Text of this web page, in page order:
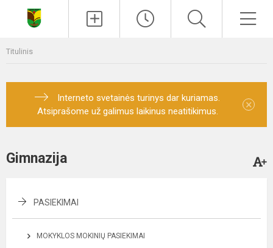
Titulinis
Interneto svetainės turinys dar kuriamas.
Atsiprašome už galimus laikinus neatitikimus.
×
Gimnazija
PASIEKIMAI
MOKYKLOS MOKINIŲ PASIEKIMAI